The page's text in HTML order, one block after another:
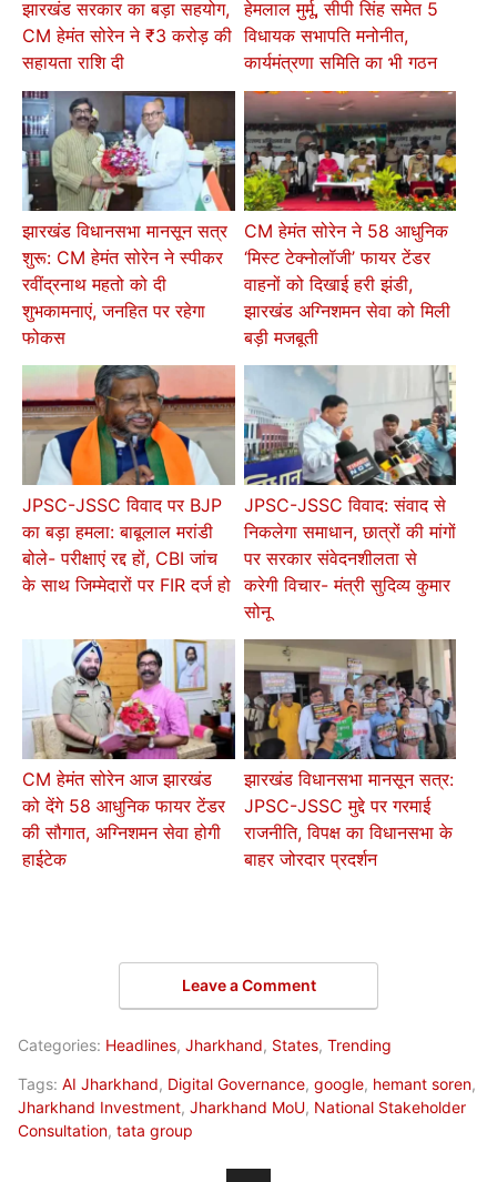
झारखंड सरकार का बड़ा सहयोग,
CM हेमंत सोरेन ने ₹3 करोड़ की
सहायता राशि दी
हेमलाल मुर्मू, सीपी सिंह समेत 5
विधायक सभापति मनोनीत,
कार्यमंत्रणा समिति का भी गठन
झारखंड विधानसभा मानसून सत्र
शुरू: CM हेमंत सोरेन ने स्पीकर
रवींद्रनाथ महतो को दी
शुभकामनाएं, जनहित पर रहेगा
फोकस
CM हेमंत सोरेन ने 58 आधुनिक
‘मिस्ट टेक्नोलॉजी’ फायर टेंडर
वाहनों को दिखाई हरी झंडी,
झारखंड अग्निशमन सेवा को मिली
बड़ी मजबूती
JPSC-JSSC विवाद पर BJP
का बड़ा हमला: बाबूलाल मरांडी
बोले- परीक्षाएं रद्द हों, CBI जांच
के साथ जिम्मेदारों पर FIR दर्ज हो
JPSC-JSSC विवाद: संवाद से
निकलेगा समाधान, छात्रों की मांगों
पर सरकार संवेदनशीलता से
करेगी विचार- मंत्री सुदिव्य कुमार
सोनू
CM हेमंत सोरेन आज झारखंड
को देंगे 58 आधुनिक फायर टेंडर
की सौगात, अग्निशमन सेवा होगी
हाईटेक
झारखंड विधानसभा मानसून सत्र:
JPSC-JSSC मुद्दे पर गरमाई
राजनीति, विपक्ष का विधानसभा के
बाहर जोरदार प्रदर्शन
Leave a Comment
Categories: Headlines, Jharkhand, States, Trending
Tags: AI Jharkhand, Digital Governance, google, hemant soren,
Jharkhand Investment, Jharkhand MoU, National Stakeholder
Consultation, tata group